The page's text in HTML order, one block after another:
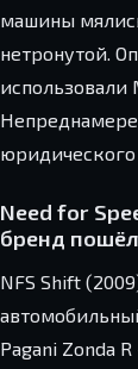
машины
нетронутой.
использовали
юридического
Need for
бренд
NFS Shift
Pagani Zonda